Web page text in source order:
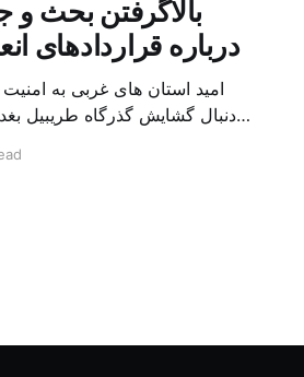
بالاگرفتن بحث
درباره قراردادهای
امید استان های غربی به
دنبال گشایش گذرگاه طریبیل
طریبیل توسط عادل عبد